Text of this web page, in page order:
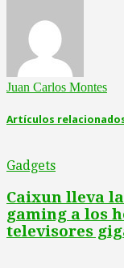
Juan Carlos Montes
Artículos
Gadgets
Caixun lleva
gaming a los
televisores